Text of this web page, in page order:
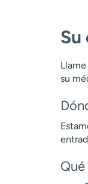
Su
su